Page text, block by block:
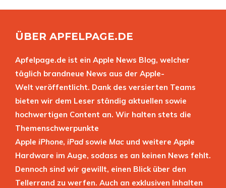
ÜBER APFELPAGE.DE
Apfelpage.de ist ein Apple News Blog, welcher
täglich brandneue News aus der Apple-
Welt veröffentlicht. Dank des versierten Teams
bieten wir dem Leser ständig aktuellen sowie
hochwertigen Content an. Wir halten stets die
Themenschwerpunkte
Apple iPhone, iPad sowie Mac und weitere Apple
Hardware im Auge, sodass es an keinen News fehlt.
Dennoch sind wir gewillt, einen Blick über den
Tellerrand zu werfen. Auch an exklusiven Inhalten